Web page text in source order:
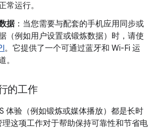
常运行。
据：当您需要与配套的手机应用同步或
（例如用户设置或锻炼数据）时，请使
。它提供了一个可通过蓝牙和 Wi-Fi 运
。
的工作
体验（例如锻炼或媒体播放）都是长时
这项工作对于帮助保持可靠性和节省电